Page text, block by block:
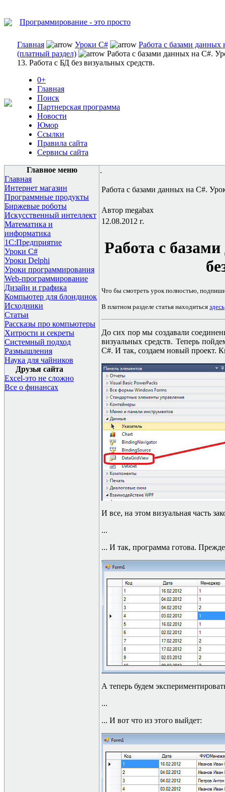
Программирование - это просто
Главная Уроки C#
Работа с базами данных
(платный раздел)
Работа с базами данных на C#.
13. Работа с БД без визуальных средств.
0+
Главная
Поиск
Партнерская программа
Новости
Юмор
Ссылки
Правила сайта
Сервисы сайта
Главное меню
Главная
Интернет магазин
Программные продукты
Биржевые роботы
Искусственный интеллект
Математика и
информатика
1С:Предприятие
Уроки C#
Уроки Delphi
Уроки программирования
Web-программирование
Дизайн и графика
Компьютер для блондинок
Исходники
Статьи
Рассказы про компьютеры
Хитрости и секреты
Системный подход
Размышления
Наука для чайников
Друзья сайта
Excel-это не сложно
Все о финансах
.
Работа с базами данных на C#.
Автор megabax
12.08.2012 г.
Работа с
Что бы смотреть урок полностью,
В платном разделе статья находиться здесь
До сих пор мы создавали
визуальных средств. Теперь
C#. И так, создаем новый проект.
И все, на этом визуальная часть
...
... И так, программа готова.
А теперь будем
...
... И вот что из этого выйдет: